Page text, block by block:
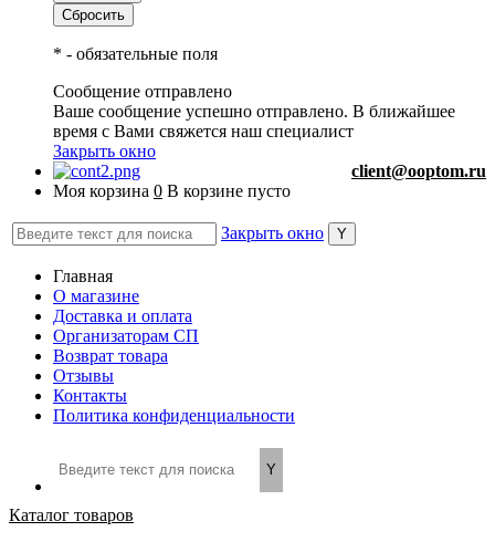
* - обязательные поля
Сообщение отправлено
Ваше сообщение успешно отправлено. В ближайшее
время с Вами свяжется наш специалист
Закрыть окно
client@ooptom.ru
Моя корзина 0 В корзине пусто
Закрыть окно
Главная
О магазине
Доставка и оплата
Организаторам СП
Возврат товара
Отзывы
Контакты
Политика конфиденциальности
Каталог товаров